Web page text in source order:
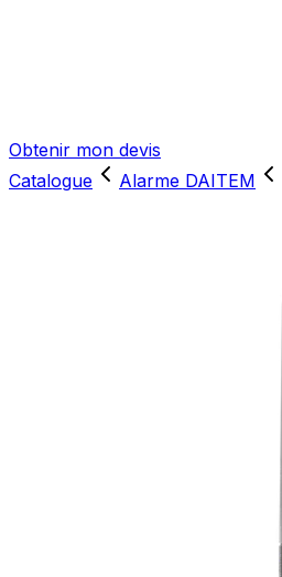
Obtenir mon devis
Catalogue
Alarme DAITEM